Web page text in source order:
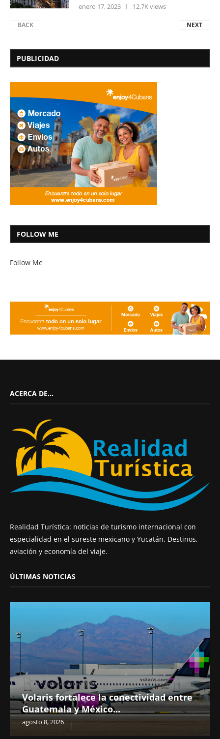
enero 17, 2023 12,7K views
BACK NEXT
PUBLICIDAD
FOLLOW ME
Follow Me
ACERCA DE…
Realidad Turística: noticias de turismo internacional con
especialidad en el sureste mexicano y Yucatán. Destinos,
aviación y economía del viaje.
ÚLTIMAS NOTICIAS
Volaris fortalece la conectividad entre
Guatemala y México...
agosto 8, 2026